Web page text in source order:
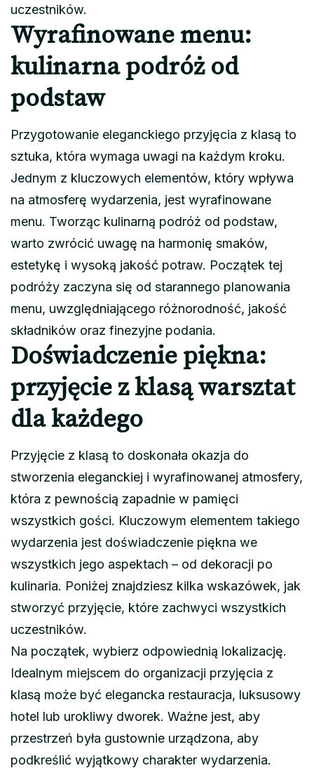
uczestników.
Wyrafinowane menu:
kulinarna podróż od
podstaw
Przygotowanie eleganckiego przyjęcia z klasą to
sztuka, która wymaga uwagi na każdym kroku.
Jednym z kluczowych elementów, który wpływa
na atmosferę wydarzenia, jest wyrafinowane
menu. Tworząc kulinarną podróż od podstaw,
warto zwrócić uwagę na harmonię smaków,
estetykę i wysoką jakość potraw. Początek tej
podróży zaczyna się od starannego planowania
menu, uwzględniającego różnorodność, jakość
składników oraz finezyjne podania.
Doświadczenie piękna:
przyjęcie z klasą warsztat
dla każdego
Przyjęcie z klasą to doskonała okazja do
stworzenia eleganckiej i wyrafinowanej atmosfery,
która z pewnością zapadnie w pamięci
wszystkich gości. Kluczowym elementem takiego
wydarzenia jest doświadczenie piękna we
wszystkich jego aspektach – od dekoracji po
kulinaria. Poniżej znajdziesz kilka wskazówek, jak
stworzyć przyjęcie, które zachwyci wszystkich
uczestników.
Na początek, wybierz odpowiednią lokalizację.
Idealnym miejscem do organizacji przyjęcia z
klasą może być elegancka restauracja, luksusowy
hotel lub urokliwy dworek. Ważne jest, aby
przestrzeń była gustownie urządzona, aby
podkreślić wyjątkowy charakter wydarzenia.